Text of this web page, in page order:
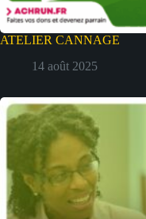
ATELIER CANNAGE
14 août 2025